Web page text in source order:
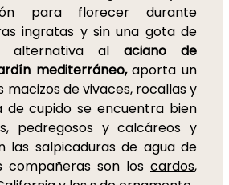
para florecer durante
ingratas y sin una gota de
alternativa al aciano de
mediterráneo,aporta un
macizos de vivaces, rocallas y
de cupido se encuentra bien
pedregosos y calcáreos y
las salpicaduras de agua de
compañeras son los cardos,